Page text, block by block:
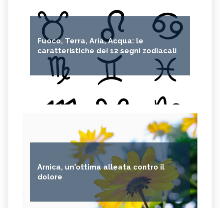
Fuoco, Terra, Aria, Acqua: le
caratteristiche dei 12 segni zodiacali
Arnica, un'ottima alleata contro il
dolore